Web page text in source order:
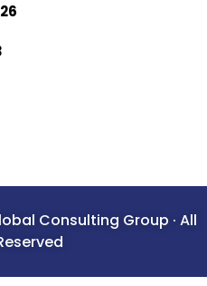
Consulting Group · All